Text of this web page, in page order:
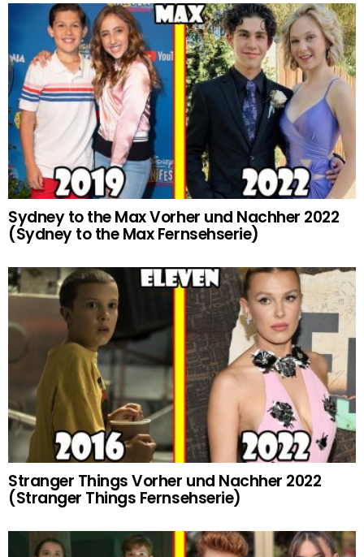
Sydney to the Max Vorher und Nachher 2022
(Sydney to the Max Fernsehserie)
Stranger Things Vorher und Nachher 2022
(Stranger Things Fernsehserie)